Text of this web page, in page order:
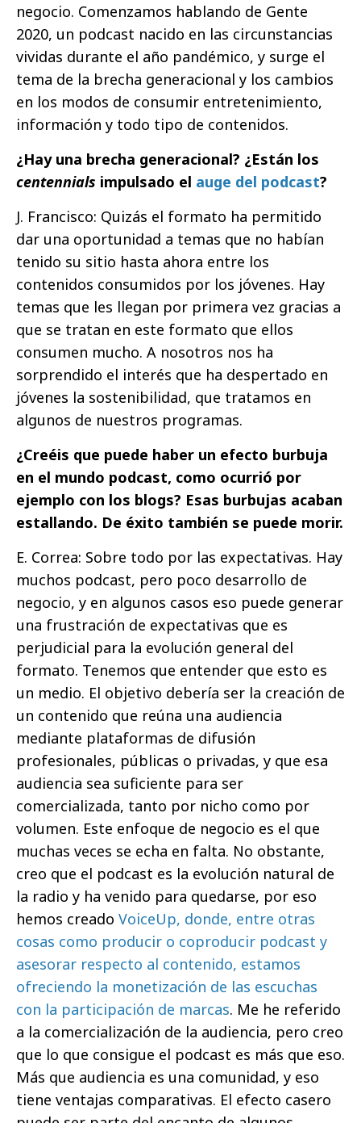
negocio. Comenzamos hablando de Gente
2020, un podcast nacido en las circunstancias
vividas durante el año pandémico, y surge el
tema de la brecha generacional y los cambios
en los modos de consumir entretenimiento,
información y todo tipo de contenidos.
¿Hay una brecha generacional? ¿Están los
centennials impulsado el auge del podcast?
J. Francisco: Quizás el formato ha permitido
dar una oportunidad a temas que no habían
tenido su sitio hasta ahora entre los
contenidos consumidos por los jóvenes. Hay
temas que les llegan por primera vez gracias a
que se tratan en este formato que ellos
consumen mucho. A nosotros nos ha
sorprendido el interés que ha despertado en
jóvenes la sostenibilidad, que tratamos en
algunos de nuestros programas.
¿Creéis que puede haber un efecto burbuja
en el mundo podcast, como ocurrió por
ejemplo con los blogs? Esas burbujas acaban
estallando. De éxito también se puede morir.
E. Correa: Sobre todo por las expectativas. Hay
muchos podcast, pero poco desarrollo de
negocio, y en algunos casos eso puede generar
una frustración de expectativas que es
perjudicial para la evolución general del
formato. Tenemos que entender que esto es
un medio. El objetivo debería ser la creación de
un contenido que reúna una audiencia
mediante plataformas de difusión
profesionales, públicas o privadas, y que esa
audiencia sea suficiente para ser
comercializada, tanto por nicho como por
volumen. Este enfoque de negocio es el que
muchas veces se echa en falta. No obstante,
creo que el podcast es la evolución natural de
la radio y ha venido para quedarse, por eso
hemos creado VoiceUp, donde, entre otras
cosas como producir o coproducir podcast y
asesorar respecto al contenido, estamos
ofreciendo la monetización de las escuchas
con la participación de marcas. Me he referido
a la comercialización de la audiencia, pero creo
que lo que consigue el podcast es más que eso.
Más que audiencia es una comunidad, y eso
tiene ventajas comparativas. El efecto casero